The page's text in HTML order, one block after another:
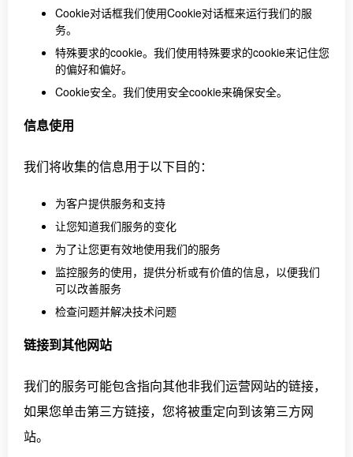
Cookie对话框我们使用Cookie对话框来运行我们的服
务。
特殊要求的cookie。我们使用特殊要求的cookie来记住您
的偏好和偏好。
Cookie安全。我们使用安全cookie来确保安全。
信息使用
我们将收集的信息用于以下目的：
为客户提供服务和支持
让您知道我们服务的变化
为了让您更有效地使用我们的服务
监控服务的使用，提供分析或有价值的信息，以便我们
可以改善服务
检查问题并解决技术问题
链接到其他网站
我们的服务可能包含指向其他非我们运营网站的链接，
如果您单击第三方链接，您将被重定向到该第三方网
站。